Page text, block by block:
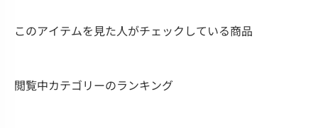
このアイテムを見た人がチェックしている商品
閲覧中カテゴリーのランキング